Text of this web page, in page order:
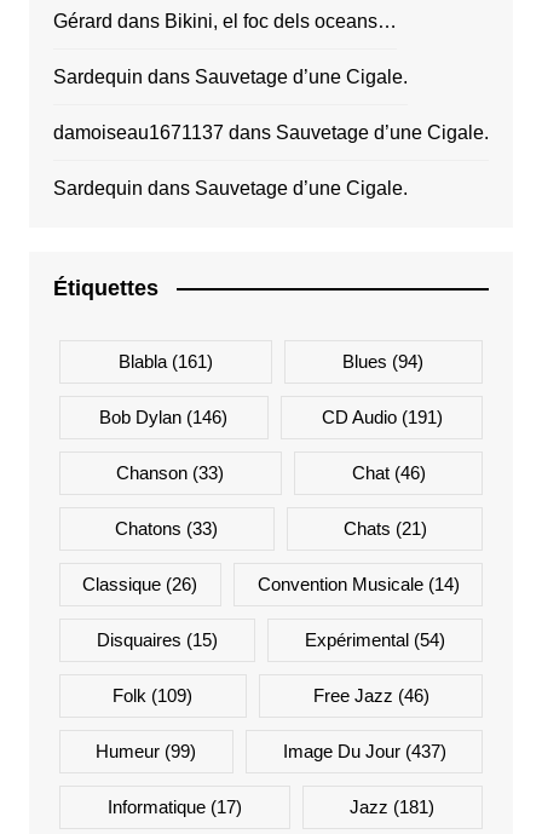
Gérard dans Bikini, el foc dels oceans…
Sardequin dans Sauvetage d’une Cigale.
damoiseau1671137dans Sauvetage d’une Cigale.
Sardequin dans Sauvetage d’une Cigale.
Étiquettes
Blabla(161) Blues (94)
Bob Dylan (146) CD Audio(191)
Chanson (33) Chat(46)
Chatons (33) Chats (21)
Classique (26) Convention Musicale(14)
Disquaires (15) Expérimental (54)
Folk (109) Free Jazz (46)
Humeur (99) Image Du Jour(437)
Informatique(17) Jazz (181)